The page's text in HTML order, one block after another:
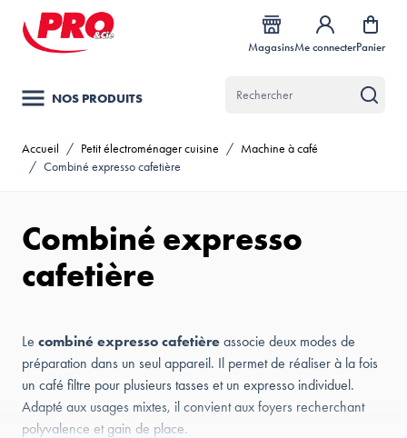
Allez au contenu
MagasinsMe connecterPanier
NOS PRODUITS
Accueil / Petit électroménager cuisine / Machine à café
/ Combiné expresso cafetière
Combiné expresso
cafetière
Le combiné expresso cafetière associe deux modes de
préparation dans un seul appareil. Il permet de réaliser à la fois
un café filtre pour plusieurs tasses et un expresso individuel.
Adapté aux usages mixtes, il convient aux foyers recherchant
polyvalence et gain de place.